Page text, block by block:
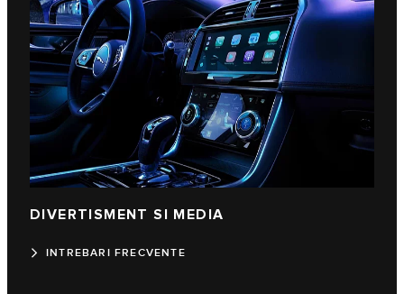
DIVERTISMENT SI MEDIA
INTREBARI FRECVENTE